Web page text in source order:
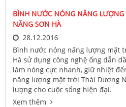
BÌNH NƯỚC NÓNG NĂNG
NĂNG SƠN HÀ
28.12.2016
Bình nước nóng năng lượng mặt
Hà sử dụng công nghệ ống dẫn
làm nóng cực nhanh, giữ nhiệt
năng lượng mặt trời Thái Dương
lượng cho cuộc sống hiện đại.
Xem thêm